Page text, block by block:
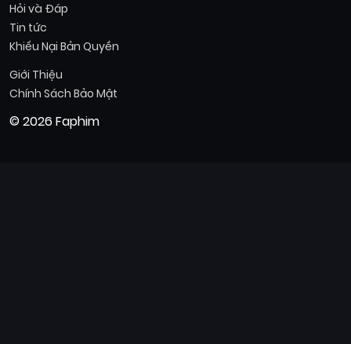
Hỏi và Đáp
Tin tức
Khiếu Nại Bản Quyền
Giới Thiệu
Chính Sách Bảo Mật
© 2026 Faphim